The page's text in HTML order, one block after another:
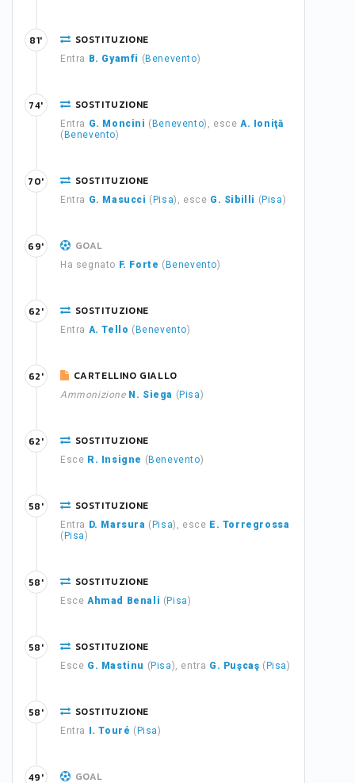
SOSTITUZIONE
Entra B. Gyamfi ( Benevento)
81'
SOSTITUZIONE
Entra G. Moncini ( Benevento), esceA. Ioniţă
( Benevento)
74'
SOSTITUZIONE
Entra G. Masucci ( Pisa), esce G. Sibilli ( Pisa)
70'
GOAL
Ha segnato F. Forte ( Benevento)
69'
SOSTITUZIONE
Entra A. Tello ( Benevento)
62'
CARTELLINO GIALLO
Ammonizione N. Siega ( Pisa)
62'
SOSTITUZIONE
Esce R. Insigne ( Benevento)
62'
SOSTITUZIONE
Entra D. Marsura ( Pisa), esce E. Torregrossa
( Pisa)
58'
SOSTITUZIONE
Esce Ahmad Benali ( Pisa)
58'
SOSTITUZIONE
Esce G. Mastinu ( Pisa), entra G. Puşcaş ( Pisa)
58'
SOSTITUZIONE
Entra I. Touré ( Pisa)
58'
GOAL
49'